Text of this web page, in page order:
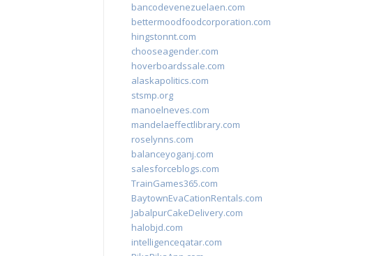
bancodevenezuelaen.com
bettermoodfoodcorporation.com
hingstonnt.com
chooseagender.com
hoverboardssale.com
alaskapolitics.com
stsmp.org
manoelneves.com
mandelaeffectlibrary.com
roselynns.com
balanceyoganj.com
salesforceblogs.com
TrainGames365.com
BaytownEvaCationRentals.com
JabalpurCakeDelivery.com
halobjd.com
intelligenceqatar.com